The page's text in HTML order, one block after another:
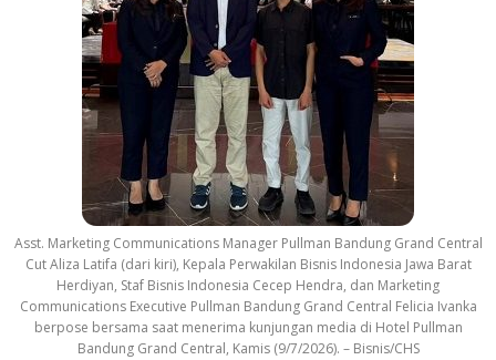
Asst. Marketing Communications Manager Pullman Bandung Grand Central
Cut Aliza Latifa (dari kiri), Kepala Perwakilan Bisnis Indonesia Jawa Barat
Herdiyan, Staf Bisnis Indonesia Cecep Hendra, dan Marketing
Communications Executive Pullman Bandung Grand Central Felicia Ivanka
berpose bersama saat menerima kunjungan media di Hotel Pullman
Bandung Grand Central, Kamis (9/7/2026). – Bisnis/CHS